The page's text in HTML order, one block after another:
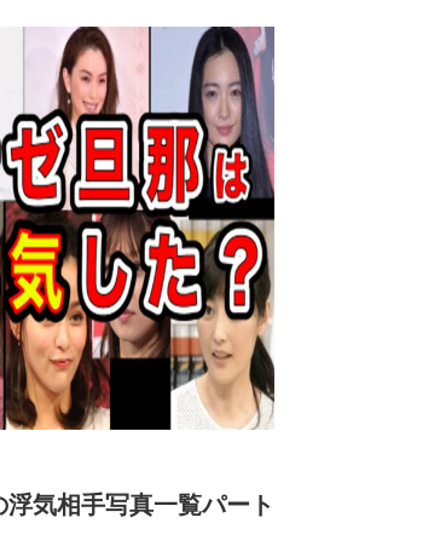
浮気相手写真一覧パート